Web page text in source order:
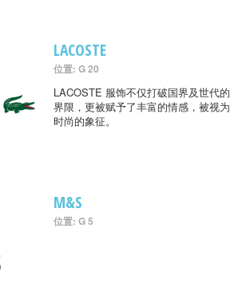
LACOSTE
位置: G 20
LACOSTE 服饰不仅打破国界及世代的
界限，更被赋予了丰富的情感，被视为
时尚的象征。
M&S
位置: G 5